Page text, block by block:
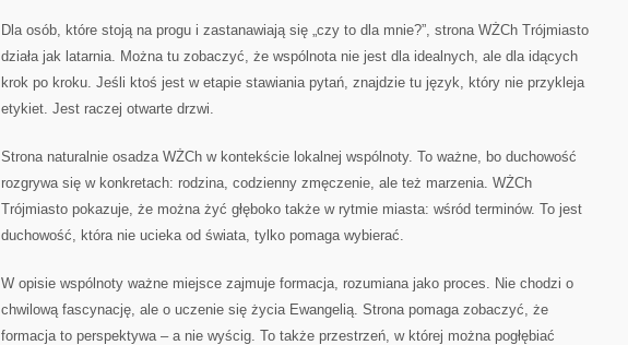
Dla osób, które stoją na progu i zastanawiają się „czy to dla mnie?”, strona WŻCh Trójmiasto
działa jak latarnia. Można tu zobaczyć, że wspólnota nie jest dla idealnych, ale dla idących
krok po kroku. Jeśli ktoś jest w etapie stawiania pytań, znajdzie tu język, który nie przykleja
etykiet. Jest raczej otwarte drzwi.
Strona naturalnie osadza WŻCh w kontekście lokalnej wspólnoty. To ważne, bo duchowość
rozgrywa się w konkretach: rodzina, codzienny zmęczenie, ale też marzenia. WŻCh
Trójmiasto pokazuje, że można żyć głęboko także w rytmie miasta: wśród terminów. To jest
duchowość, która nie ucieka od świata, tylko pomaga wybierać.
W opisie wspólnoty ważne miejsce zajmuje formacja, rozumiana jako proces. Nie chodzi o
chwilową fascynację, ale o uczenie się życia Ewangelią. Strona pomaga zobaczyć, że
formacja to perspektywa – a nie wyścig. To także przestrzeń, w której można pogłębiać